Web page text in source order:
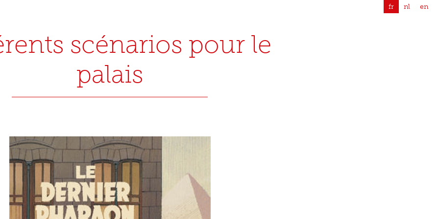
fr nl en
scénarios pour le
palais